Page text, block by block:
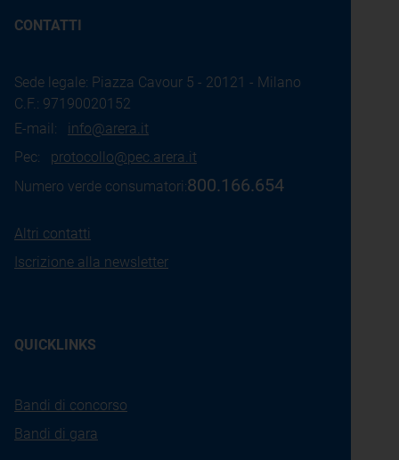
CONTATTI
Sede legale: Piazza Cavour 5 - 20121 - Milano
C.F.: 97190020152
E-mail: info@arera.it
Pec: protocollo@pec.arera.it
Numero verde consumatori:800.166.654
Altri contatti
Iscrizione alla newsletter
QUICKLINKS
Bandi di concorso
Bandi di gara